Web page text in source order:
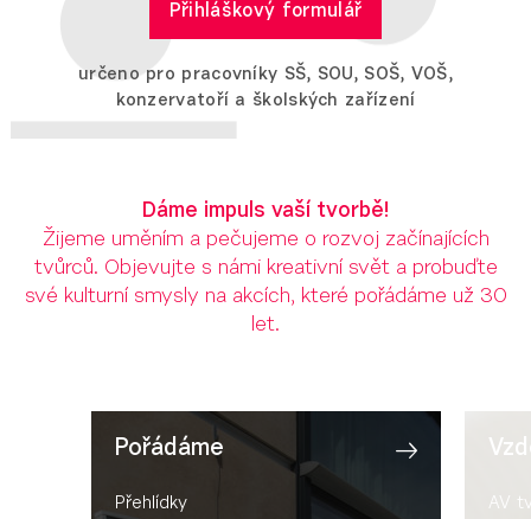
Přihláškový formulář
určeno pro pracovníky SŠ, SOU, SOŠ, VOŠ,
konzervatoří a školských zařízení
Dáme impuls vaší tvorbě!
Žijeme uměním a pečujeme o rozvoj začínajících
tvůrců. Objevujte s námi kreativní svět a probuďte
své kulturní smysly na akcích, které pořádáme už 30
let.
Pořádáme
Přehlídky
AV